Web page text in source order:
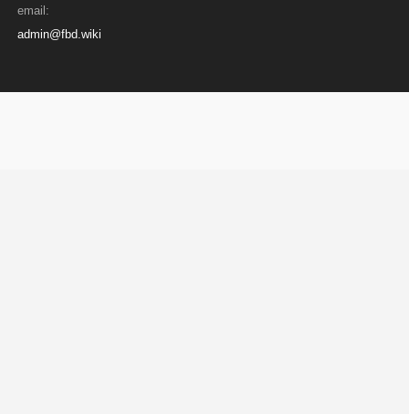
email:
admin@fbd.wiki